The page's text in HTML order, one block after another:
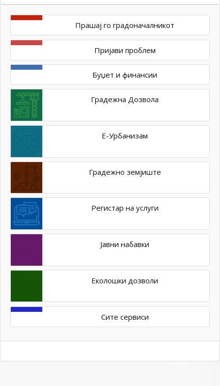
Прашај го градоначалникот
Пријави проблем
Буџет и финансии
Градежна Дозвола
Е-Урбанизам
Градежно земјиште
Регистар на услуги
Јавни набавки
Еколошки дозволи
Сите сервиси